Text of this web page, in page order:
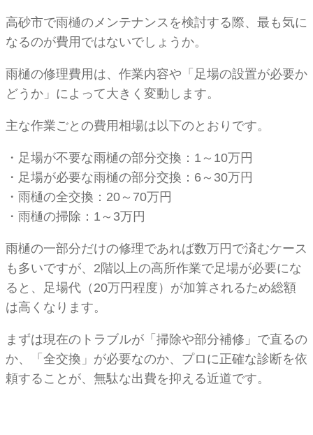
高砂市で雨樋のメンテナンスを検討する際、最も気に
なるのが費用ではないでしょうか。
雨樋の修理費用は、作業内容や「足場の設置が必要か
どうか」によって大きく変動します。
主な作業ごとの費用相場は以下のとおりです。
・足場が不要な雨樋の部分交換：1～10万円
・足場が必要な雨樋の部分交換：6～30万円
・雨樋の全交換：20～70万円
・雨樋の掃除：1～3万円
雨樋の一部分だけの修理であれば数万円で済むケース
も多いですが、2階以上の高所作業で足場が必要にな
ると、足場代（20万円程度）が加算されるため総額
は高くなります。
まずは現在のトラブルが「掃除や部分補修」で直るの
か、「全交換」が必要なのか、プロに正確な診断を依
頼することが、無駄な出費を抑える近道です。